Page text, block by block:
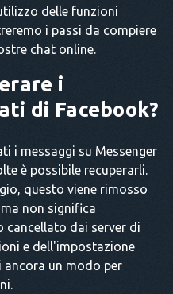
delle funzioni
i passi da compiere
chat online.
i
di Facebook?
i messaggi su Messenger
è possibile recuperarli.
questo viene rimosso
non significa
cancellato dai server di
e dell'impostazione
ancora un modo per